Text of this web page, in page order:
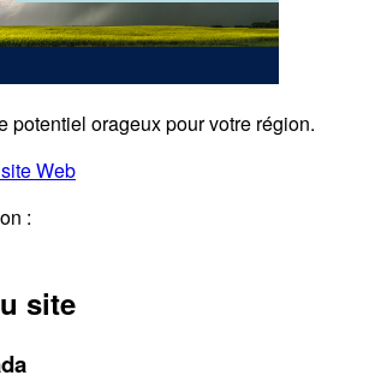
potentiel orageux pour votre région.
Web
:
site